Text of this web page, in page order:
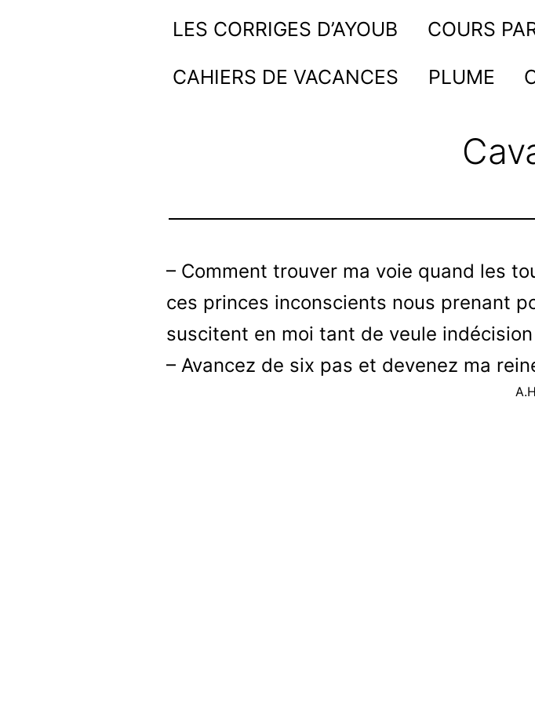
Ayoub
les
LES CORRIGES D’AYOUB COURS
CAHIERS DE VACANCES PLUME
– Comment trouver ma voie quand les
ces princes inconscients nous prenant
suscitent en moi tant de veule indécision
– Avancez de six pas et devenez ma